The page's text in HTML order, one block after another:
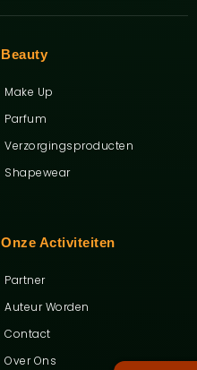
Onze Activiteiten
Partner
Auteur Worden
Contact
Over Ons
Beauty
Make Up
Parfum
Verzorgingsproducten
Shapewear